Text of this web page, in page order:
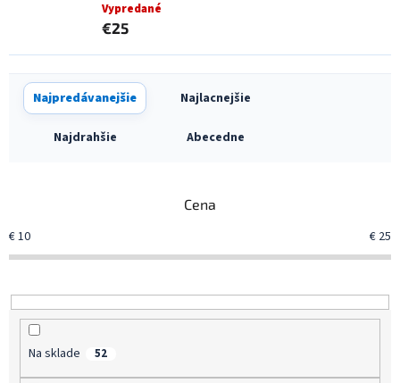
Vypredané
€25
R
a
p
u
k
t
Najpredávanejšie Najlacnejšie
Najdrahšie Abecedne
Cena
€10 € 25
Na sklade 52